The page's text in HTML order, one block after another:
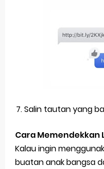
Salin tautan yang
Cara Memendekkan
Kalau ingin
buatan anak bangsa